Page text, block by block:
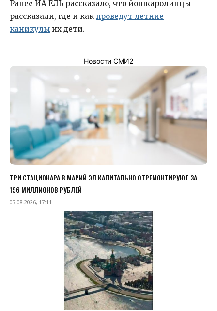
Ранее ИА ЕЛЬ рассказало, что йошкаролинцы
рассказали, где и как проведут летние
каникулы их дети.
Новости СМИ2
ТРИ СТАЦИОНАРА В МАРИЙ ЭЛ КАПИТАЛЬНО ОТРЕМОНТИРУЮТ ЗА
196 МИЛЛИОНОВ РУБЛЕЙ
07.08.2026, 17:11